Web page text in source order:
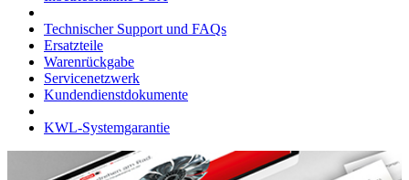
Technischer Support und FAQs
Ersatzteile
Warenrückgabe
Servicenetzwerk
Kundendienstdokumente
KWL-Systemgarantie